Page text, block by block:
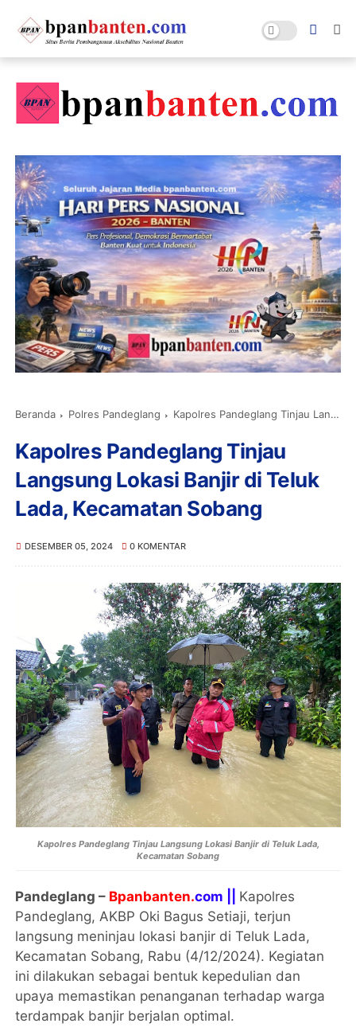
Beranda Polres Pandeglang Kapolres Pandeglang Tinjau Langsung Lokasi Banjir di Teluk Lada, Kecamatan Sobang
Kapolres Pandeglang Tinjau
Langsung Lokasi Banjir di Teluk
Lada, Kecamatan Sobang
DESEMBER 05, 2024 0 KOMENTAR
Kapolres Pandeglang Tinjau Langsung Lokasi Banjir di Teluk Lada,
Kecamatan Sobang
Pandeglang – Bpanbanten.com || Kapolres
Pandeglang, AKBP Oki Bagus Setiaji, terjun
langsung meninjau lokasi banjir di Teluk Lada,
Kecamatan Sobang, Rabu (4/12/2024). Kegiatan
ini dilakukan sebagai bentuk kepedulian dan
upaya memastikan penanganan terhadap warga
terdampak banjir berjalan optimal.